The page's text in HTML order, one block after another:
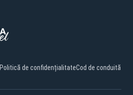
Politică de confidențialitateCod de conduită